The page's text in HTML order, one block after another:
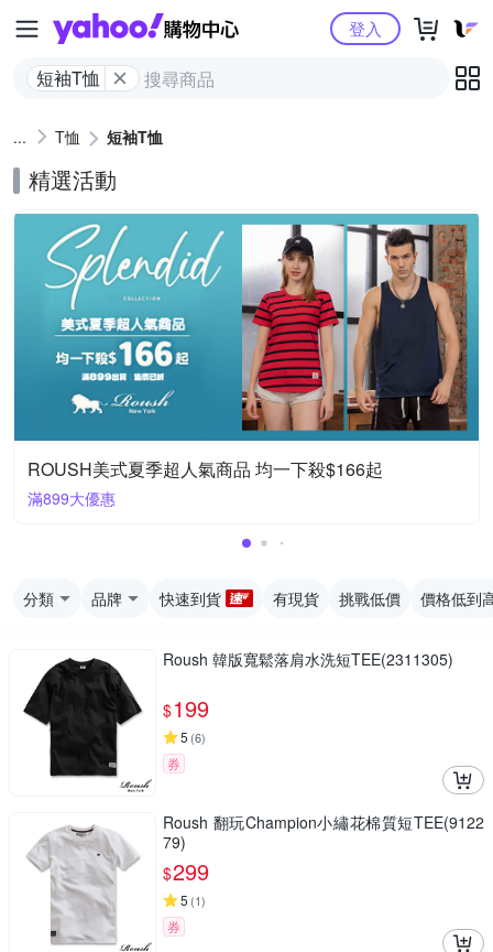
Yahoo購物中心
短袖T恤
登入
T恤 短袖T恤
精選活動
ROUSH美式夏季超人氣商品 均一下殺$166起
滿899大優惠
分類 品牌 快速到貨 有現貨 挑戰低價 價格低到
Roush 韓版寬鬆落肩水洗短TEE(2311305)
$199
5 (6)
券
Roush 翻玩Champion小繡花棉質短TEE(9122
79)
$299
5 (1)
券